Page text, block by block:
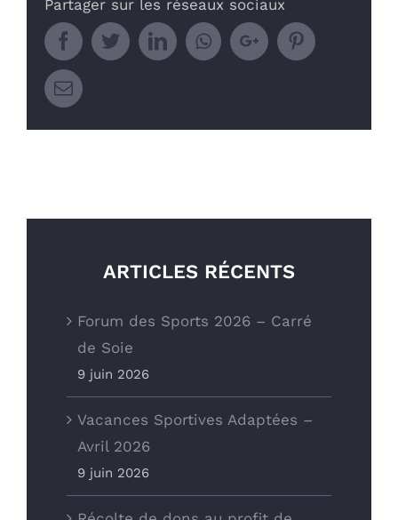
Partager sur les réseaux sociaux
FacebookTwitterLinkedInWhatsappGoogle+Pinterest
Email
ARTICLES RÉCENTS
Forum des Sports 2026 – Carré
de Soie
9 juin 2026
Vacances Sportives Adaptées –
Avril 2026
9 juin 2026
N° d’agrément Jeunesse et Sports : 69.86.432
Nous écrire
Office Municipal des Sports
de Vaulx-en-Velin